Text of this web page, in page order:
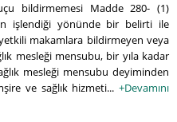
bildirmemesi Madde 280- (1)
işlendiği yönünde bir belirti ile
makamlara bildirmeyen veya
mesleği mensubu, bir yıla kadar
mesleği mensubu deyiminden
ve sağlık hizmeti... +Devamını